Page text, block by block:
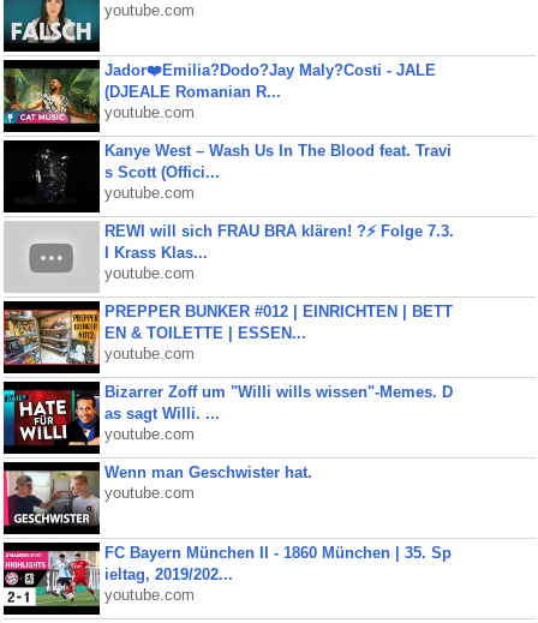
youtube.com
Jador❤️Emilia?Dodo?Jay Maly?Costi - JALE
(DJEALE Romanian R...
youtube.com
Kanye West – Wash Us In The Blood feat. Travi
s Scott (Offici...
youtube.com
REWI will sich FRAU BRA klären! ?⚡️ Folge 7.3.
I Krass Klas...
youtube.com
PREPPER BUNKER #012 | EINRICHTEN | BETT
EN & TOILETTE | ESSEN...
youtube.com
Bizarrer Zoff um "Willi wills wissen"-Memes. D
as sagt Willi. ...
youtube.com
Wenn man Geschwister hat.
youtube.com
FC Bayern München II - 1860 München | 35. Sp
ieltag, 2019/202...
youtube.com